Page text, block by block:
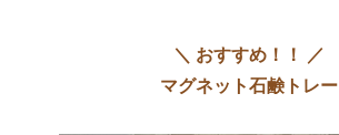
＼ おすすめ！！ ／
マグネット石鹸トレー